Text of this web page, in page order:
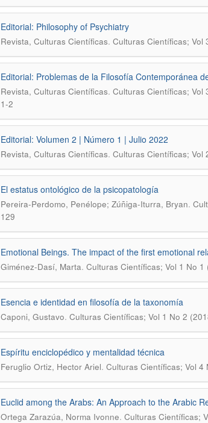
Editorial: Philosophy of Psychiatry
Revista, Culturas Científicas. Culturas Científicas; Vol
Editorial: Problemas de la Filosofía Contemporánea
Revista, Culturas Científicas. Culturas Científicas; Vol
1-2
Editorial: Volumen 2 | Número 1 | Julio 2022
Revista, Culturas Científicas. Culturas Científicas; Vol
El estatus ontológico de la psicopatología
Pereira-Perdomo, Penélope; Zúñiga-Iturra, Bryan.
129
Emotional Beings. The impact of the first emotional
Giménez-Dasí, Marta. Culturas Científicas; Vol 1 No
Esencia e identidad en filosofía de la taxonomía
Caponi, Gustavo. Culturas Científicas; Vol 1 No 2
Espíritu enciclopédico y mentalidad técnica
Feruglio Ortiz, Hector Ariel. Culturas Científicas; Vol
Euclid among the Arabs: An Approach to the Arabic
Ortega Zarazúa, Norma Ivonne. Culturas Científicas;